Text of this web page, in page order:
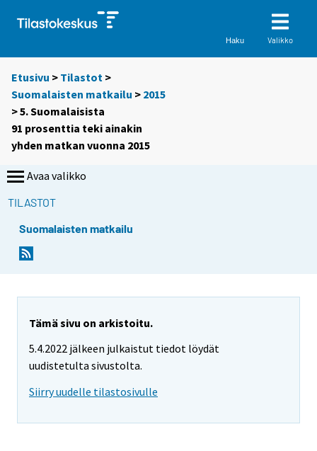
Haku Valikko
Etusivu > Tilastot >
Suomalaisten matkailu > 2015
> 5. Suomalaisista
91 prosenttia teki ainakin
yhden matkan vuonna 2015
Avaa valikko
TILASTOT
Suomalaisten matkailu
Tämä sivu on arkistoitu.
5.4.2022 jälkeen julkaistut tiedot löydät
uudistetulta sivustolta.
Siirry uudelle tilastosivulle